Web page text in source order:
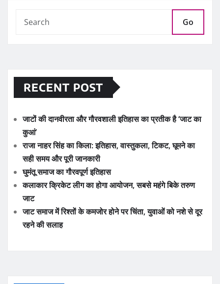
Go
RECENT POST
जाटों की दानवीरता और गौरवशाली इतिहास का प्रतीक है ‘जाट का
कुआं’
राजा नाहर सिंह का किला: इतिहास, वास्तुकला, टिकट, घूमने का
सही समय और पूरी जानकारी
घुमंतू समाज का गौरवपूर्ण इतिहास
कलाकार क्रिकेट लीग का होगा आयोजन, सबसे महंगे बिके तरुण
जाट
जाट समाज में रिश्तों के कमजोर होने पर चिंता, युवाओं को नशे से दूर
रहने की सलाह